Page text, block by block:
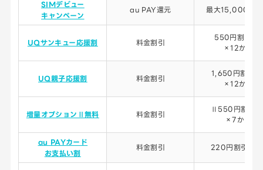
SIMデビュー
キャンペーン
au PAY還元 最大15,000円
UQサンキュー応援割 料金割引
550円割引/月
×12か月
UQ親子応援割 料金割引
1,650円割引/
×12か月
増量オプションⅡ無料 料金割引
Ⅱ550円割引/
×7か月
au PAYカード
お支払い割
料金割引 220円割引/月